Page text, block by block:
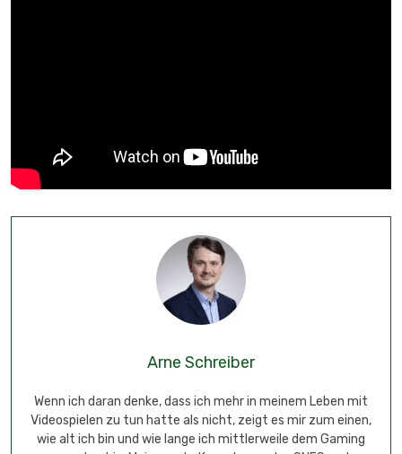
Arne Schreiber
Wenn ich daran denke, dass ich mehr in meinem Leben mit
Videospielen zu tun hatte als nicht, zeigt es mir zum einen,
wie alt ich bin und wie lange ich mittlerweile dem Gaming